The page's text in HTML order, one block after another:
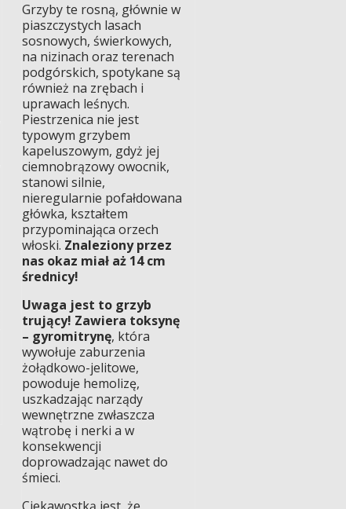
Grzyby te rosną, głównie w
piaszczystych lasach
sosnowych, świerkowych,
na nizinach oraz terenach
podgórskich, spotykane są
również na zrębach i
uprawach leśnych.
Piestrzenica nie jest
typowym grzybem
kapeluszowym, gdyż jej
ciemnobrązowy owocnik,
stanowi silnie,
nieregularnie pofałdowana
główka, kształtem
przypominająca orzech
włoski. Znaleziony przez
nas okaz miał aż 14 cm
średnicy!
Uwaga jest to grzyb
trujący! Zawiera toksynę
– gyromitrynę, która
wywołuje zaburzenia
żołądkowo-jelitowe,
powoduje hemolizę,
uszkadzając narządy
wewnętrzne zwłaszcza
wątrobę i nerki a w
konsekwencji
doprowadzając nawet do
śmieci.